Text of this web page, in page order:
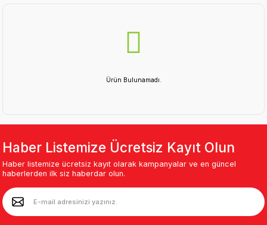
Ürün Bulunamadı.
Haber Listemize Ücretsiz Kayıt Olun
Haber listemize ücretsiz kayıt olarak kampanyalar ve en güncel
haberlerden ilk siz haberdar olun.